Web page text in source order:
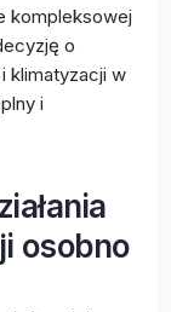
kompleksowej
o
klimatyzacji w
i
osobno